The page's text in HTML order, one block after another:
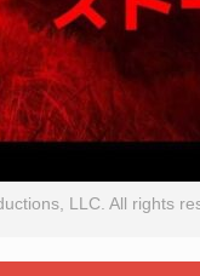
LLC. All rights